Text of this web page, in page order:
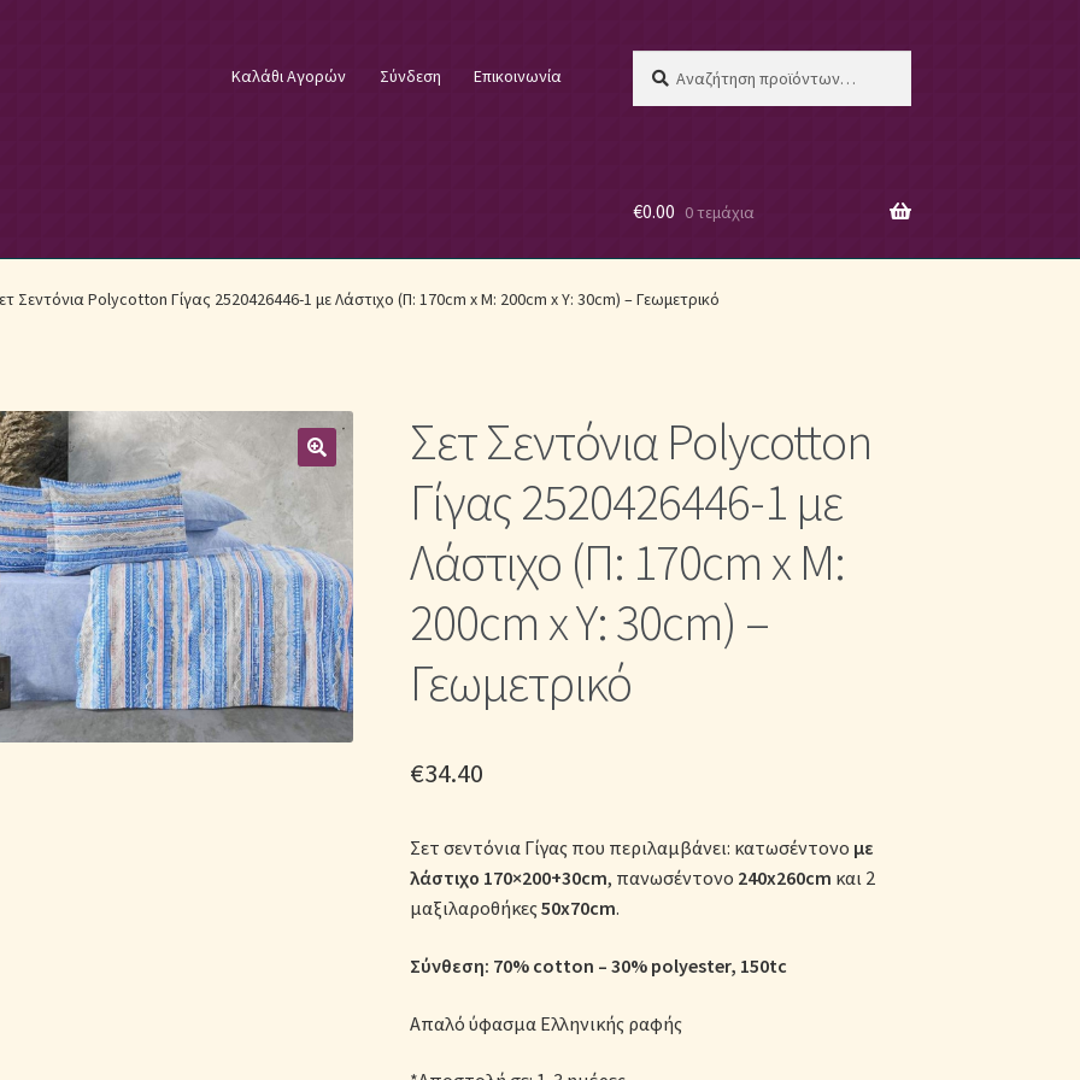
Καλάθι Αγορών Σύνδεση Επικοινωνία
για:
Λευκά Είδη Επικοινωνία Επιστροφές Προϊόντων Η εταιρία μας
Μονόχρωμα Κουβερλί με Διαχρονική Κομψότητα
Μονόχρωμα Σετ Σεντόνια Μονόχρωμες Παπλωματοθήκες
Λευκά ΕίδηΠαπλώματα για Ζεστασιά & Άνεση Παπλωματοθήκες
ΣετΣύνδεση
€0.00 0 τεμάχια
Σεντόνια Polycotton Γίγας 2520426446-1 με Λάστιχο (Π: 170cm x Μ: 200cm x Υ: 30cm) – Γεωμετρικό
Σετ Σεντόνια Polycotton
Γίγας 2520426446-1 με
Λάστιχο (Π: 170cm x Μ:
200cm x Υ: 30cm) –
Γεωμετρικό
€34.40
Σετ σεντόνια Γίγας που περιλαμβάνει: κατωσέντονο με
λάστιχο 170×200+30cm, πανωσέντονο 240x260cm και 2
μαξιλαροθήκες50x70cm.
Σύνθεση: 70% cotton – 30% polyester, 150tc
Απαλό ύφασμα Ελληνικής ραφής